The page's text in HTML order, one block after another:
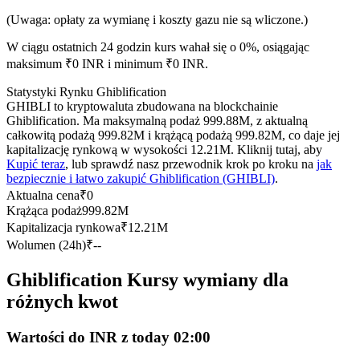
Kontrakty terminowe na USDC
Kontrakty futures wykorzystujące USDC jako zabezpieczenie
Kopiowanie Transakcji
Dołącz do najlepszych traderów
(Uwaga: opłaty za wymianę i koszty gazu nie są wliczone.)
W ciągu ostatnich 24 godzin kurs wahał się o 0%, osiągając
maksimum ₹0 INR i minimum ₹0 INR.
Statystyki Rynku Ghiblification
GHIBLI to kryptowaluta zbudowana na blockchainie
Ghiblification. Ma maksymalną podaż 999.88M, z aktualną
całkowitą podażą 999.82M i krążącą podażą 999.82M, co daje jej
kapitalizację rynkową w wysokości 12.21M. Kliknij tutaj, aby
Kupić teraz, lub sprawdź nasz przewodnik krok po kroku na jak
bezpiecznie i łatwo zakupić Ghiblification (GHIBLI).
Aktualna cena₹0
Krążąca podaż999.82M
Kapitalizacja rynkowa₹12.21M
Wolumen (24h)₹--
Ghiblification Kursy wymiany dla
różnych kwot
Wartości do INR z today 02:00